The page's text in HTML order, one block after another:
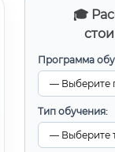
🎓
Программа
Тип обучения: